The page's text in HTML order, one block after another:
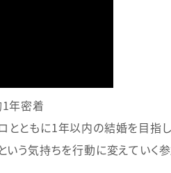
年密着
ともに1年以内の結婚を目指し
う気持ちを行動に変えていく